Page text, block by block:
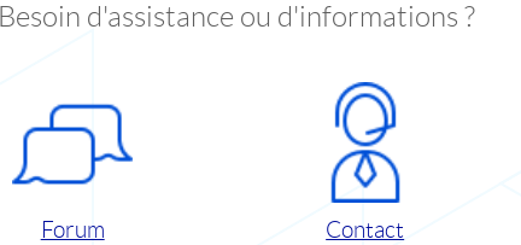
Besoin d'assistance ou d'informations ?
Forum Contact